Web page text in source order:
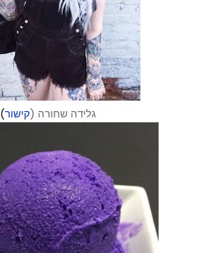
גלידה שחורה (קישור)